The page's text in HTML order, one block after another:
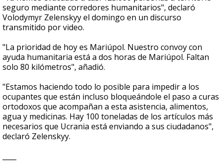
seguro mediante corredores humanitarios", declaró
Volodymyr Zelenskyy el domingo en un discurso
transmitido por video.
"La prioridad de hoy es Mariúpol. Nuestro convoy con
ayuda humanitaria está a dos horas de Mariúpol. Faltan
solo 80 kilómetros", añadió.
"Estamos haciendo todo lo posible para impedir a los
ocupantes que están incluso bloqueándole el paso a curas
ortodoxos que acompañan a esta asistencia, alimentos,
agua y medicinas. Hay 100 toneladas de los artículos más
necesarios que Ucrania está enviando a sus ciudadanos",
declaró Zelenskyy.